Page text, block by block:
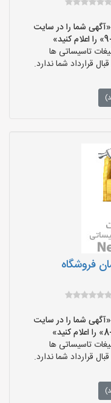
شما را در سایت
تاسیساتی ها
قرارداد شما ندارد.
فروشگاه
شما را در سایت
تاسیساتی ها
قرارداد شما ندارد.